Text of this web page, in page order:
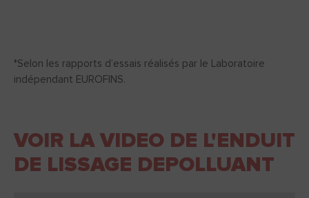
*Selon les rapports d’essais réalisés par le Laboratoire
indépendant EUROFINS.
VOIR LA VIDEO DE L'ENDUIT
DE LISSAGE DEPOLLUANT